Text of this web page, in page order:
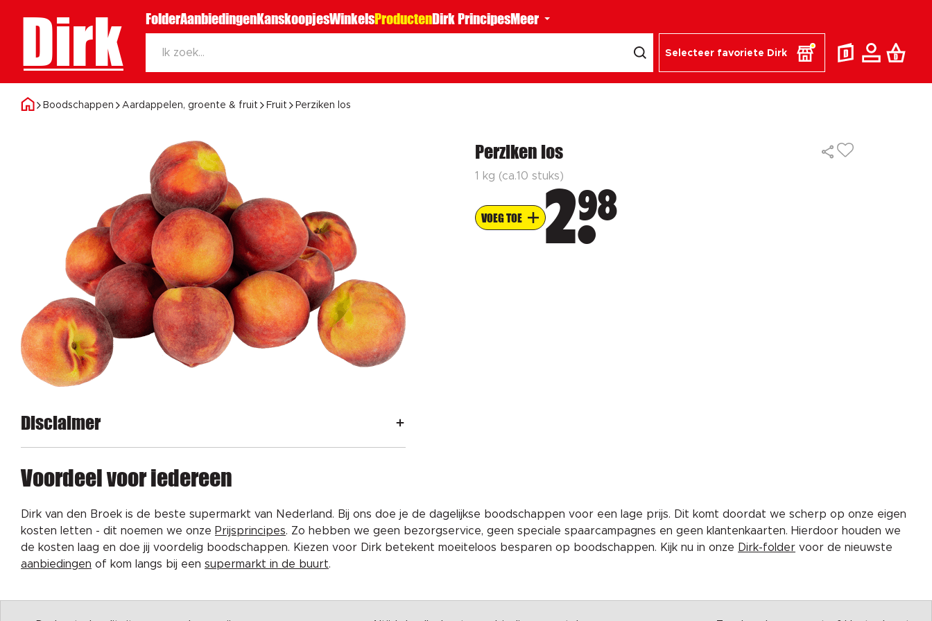
Dirk FolderAanbiedingenKanskoopjesWinkelsProductenDirk PrincipesMeer
Selecteer favoriete Dirk
Boodschappen Aardappelen, groente & fruit Fruit Perziken los
Perziken los
1 kg (ca.10 stuks)
VOEG TOE 298
Disclaimer
Voordeel voor iedereen
Dirk van den Broek is de beste supermarkt van Nederland. Bij ons doe je de dagelijkse boodschappen voor een lage prijs. Dit komt doordat we scherp op onze eigen
kosten letten - dit noemen we onze Prijsprincipes. Zo hebben we geen bezorgservice, geen speciale spaarcampagnes en geen klantenkaarten. Hierdoor houden we
de kosten laag en doe jij voordelig boodschappen. Kiezen voor Dirk betekent moeiteloos besparen op boodschappen. Kijk nu in onze Dirk-folder voor de nieuwste
aanbiedingen of kom langs bij een supermarkt in de buurt.